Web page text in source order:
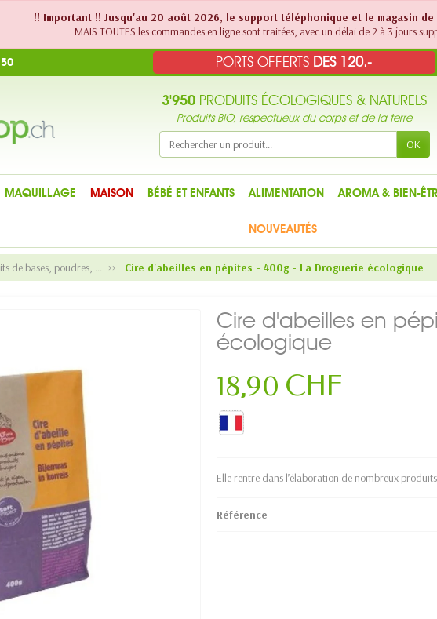
!! Important !! Jusqu'au 20 août 2026, le support téléphonique et le magasin de
MAIS TOUTES les commandes en ligne sont traitées, avec un délai de 2 à 3 jours
PORTS OFFERTS DES 120.-
3'950 PRODUITS ÉCOLOGIQUES & NATURELS
Produits BIO, respectueux du corps et de la terre
OK
MAQUILLAGE MAISON BÉBÉ ET ENFANTS ALIMENTATION AROMA & BIEN-
NOUVEAUTÉS
de bases, poudres, ... Cire d'abeilles en pépites - 400g - La Droguerie écologique
Cire d'abeilles en
écologique
18,90 CHF
Elle rentre dans l’élaboration de nombreux
Référence